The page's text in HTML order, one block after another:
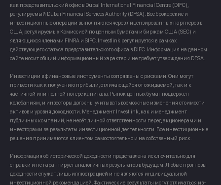
как представительский офис в Dubai International Financial Centre (DIFC),
регулируемый Dubai Financial Services Authority (DFSA). Все брокерские и
инвестиционные операции выполняются через лицензированных партнёров в
США, регулируемых Комиссией по ценным бумагам и биржам США (SEC) и
являющихся членами FINRA и SIPC. Investlink регулируется в рамках
действующего статуса представительского офиса в DIFC. Информация на данном
сайте носит общий информационный характер и не требует утверждения DFSA.
Инвестиции в финансовые инструменты сопряжены с рисками. Они могут
привести как к получению прибыли, отличающейся от ожидаемой, так и к
частичной или полной потере капитала. Рынок ценных бумаг подвержен
колебаниям, и инвесторы должны учитывать возможные изменения стоимости
активов и уровня доходности. Менеджмент Investlink, как и менеджмент
публичных компаний, не несёт личной ответственности перед акционерами и
инвесторами за результаты инвестиционной деятельности. Все инвестиционные
решения принимаются клиентом самостоятельно и на собственный риск.
Информация об исторической доходности представлена исключительно для
справки и не гарантирует аналогичных результатов в будущем. Любые прогнозы
доходности служат лишь иллюстрацией и не являются индивидуальной
инвестиционной рекомендацией. Фактические результаты могут отличаться из-